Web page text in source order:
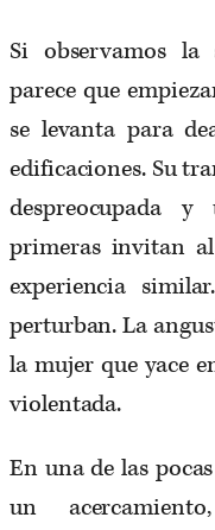
Si observamos la
parece que
se levanta para
edificaciones. Su
despreocupada
primeras invitan
experiencia
perturban. La
la mujer que yace
violentada.
En una de las
un